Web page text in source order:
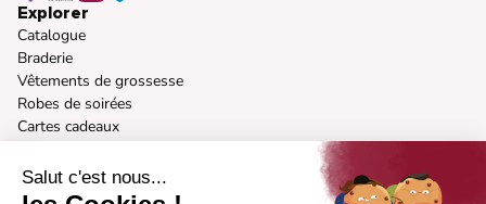
Salut c'est nous...
Explorer
Catalogue
Braderie
Vêtements de grossesse
Robes de soirées
Cartes cadeaux
A propos
Notre vision
Nos marques